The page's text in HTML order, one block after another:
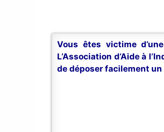
Vous êtes victime
L’Association d’Aide à
de déposer facilement